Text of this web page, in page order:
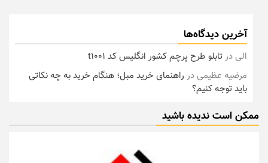
آخرین دیدگاه‌ها
الیدرتابلو طرح پرچم کشور انگلیس کد t1001
مرضیه عظیمیدر راهنمای خرید مبل؛ هنگام خرید به چه نکاتی
باید توجه کنیم؟
ممکن است ندیده باشید